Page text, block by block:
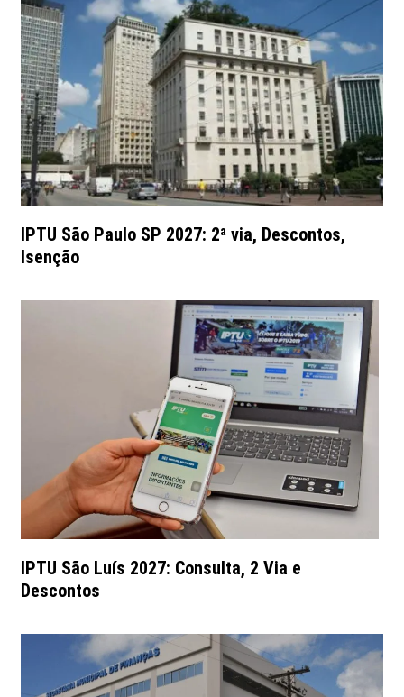
IPTU São Paulo SP 2027: 2ª via, Descontos,
Isenção
IPTU São Luís 2027: Consulta, 2 Via e
Descontos